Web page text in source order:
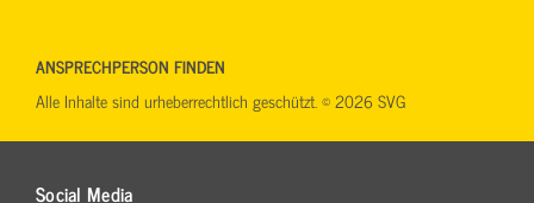
Social Media
ANSPRECHPERSON FINDEN
Alle Inhalte sind urheberrechtlich geschützt. © 2026 SVG